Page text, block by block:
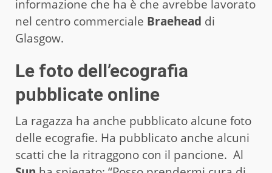
informazione che ha è che avrebbe lavorato
nel centro commerciale Braehead di
Glasgow.
Le foto dell’ecografia
pubblicate online
La ragazza ha anche pubblicato alcune foto
delle ecografie. Ha pubblicato anche alcuni
scatti che la ritraggono con il pancione. Al